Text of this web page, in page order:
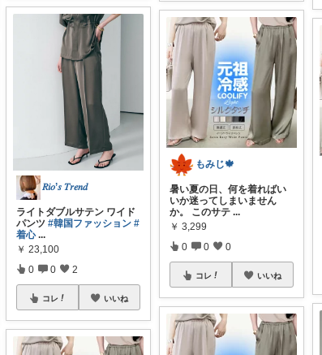
𝑅𝑖𝑜’𝑠 𝑇𝑟𝑒𝑛𝑑
ライトダブルサテン ワイド
パンツ#韓国ファッション #
着心 ...
￥ 23,100
0 0 2
コレ いいね
もみじ🍁
暑い夏の日、何を着ればい
いか迷ってしまいません
か。 このサテ ...
￥ 3,299
0 0 0
コレ いいね